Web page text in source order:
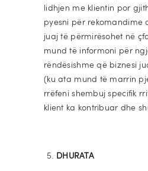
lidhjen me klientin por
pyesni për rekomandime
juaj të përmirësohet në
mund të informoni për
rëndësishme që biznesi
(ku ata mund të marrin
rrëfeni shembuj specifik
klient ka kontribuar dhe
DHURATA